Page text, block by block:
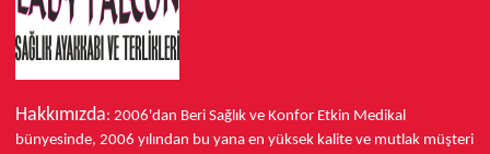
Hakkımızda: 2006'dan Beri Sağlık ve Konfor Etkin Medikal
bünyesinde, 2006 yılından bu yana en yüksek kalite ve mutlak müşteri